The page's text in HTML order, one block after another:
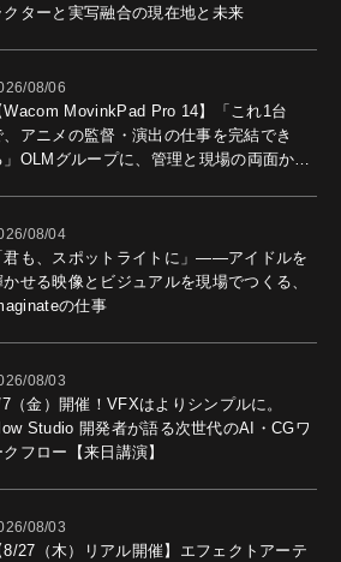
クターと実写融合の現在地と未来
08/06
Wacom MovinkPad Pro 14】「これ1台
、アニメの監督・演出の仕事を完結でき
」OLMグループに、管理と現場の両面から
08/04
君も、スポットライトに」――アイドルを
かせる映像とビジュアルを現場でつくる、
の仕事
08/03
（金）開催！VFXはよりシンプルに。
Studio 開発者が語る次世代のAI・CGワ
クフロー【来日講演】
08/03
8/27（木）リアル開催】エフェクトアーテ